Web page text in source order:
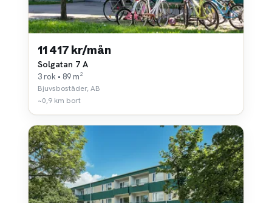
11 417 kr/mån
Solgatan 7 A
3 rok • 89 m²
Bjuvsbostäder, AB
~0,9 km bort